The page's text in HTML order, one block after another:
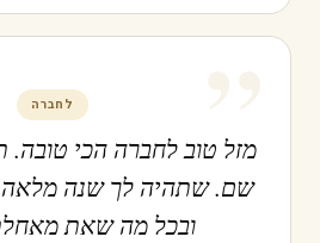
” לחברה
מזל טוב לחברה הכי
שם. שתהיה לך שנה מלאה
ובכל מה שאת